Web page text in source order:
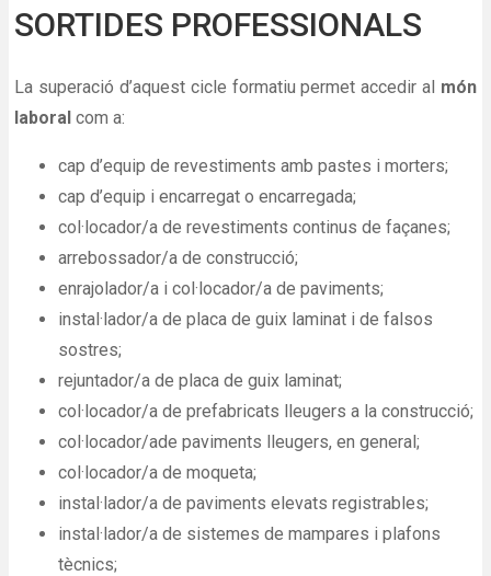
SORTIDES PROFESSIONALS
La superació d’aquest cicle formatiu permet accedir al món
laboral com a:
cap d’equip de revestiments amb pastes i morters;
cap d’equip i encarregat o encarregada;
col·locador/a de revestiments continus de façanes;
arrebossador/a de construcció;
enrajolador/a i col·locador/a de paviments;
instal·lador/a de placa de guix laminat i de falsos
sostres;
rejuntador/a de placa de guix laminat;
col·locador/a de prefabricats lleugers a la construcció;
col·locador/ade paviments lleugers, en general;
col·locador/a de moqueta;
instal·lador/a de paviments elevats registrables;
instal·lador/a de sistemes de mampares i plafons
tècnics;